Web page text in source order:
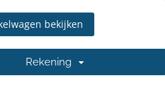
bekijken
Rekening